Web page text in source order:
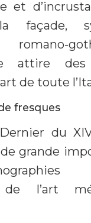
et
façade,
romano-
attire des
de toute
fresques
du
grande
de l’art